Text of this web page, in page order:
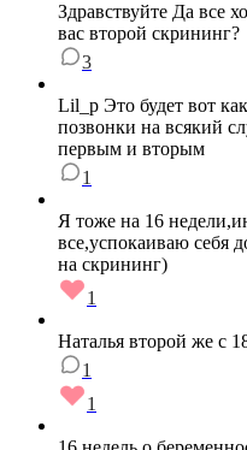
Здравствуйте Да все
вас второй скрининг?
3
Lil_p Это будет вот
позвонки на всякий
первым и вторым
1
Я тоже на 16
все,успокаиваю себя
на скрининг)
1
Наталья второй же с
1
1